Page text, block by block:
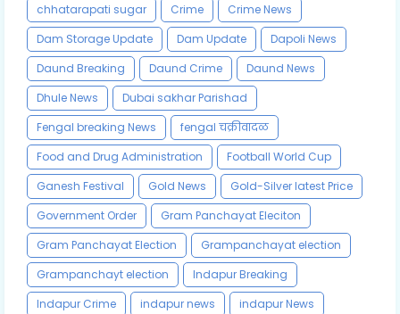
chhatarapati sugar
Crime
Crime News
Dam Storage Update
Dam Update
Dapoli News
Daund Breaking
Daund Crime
Daund News
Dhule News
Dubai sakhar Parishad
Fengal breaking News
fengal चक्रीवादळ
Food and Drug Administration
Football World Cup
Ganesh Festival
Gold News
Gold-Silver latest Price
Government Order
Gram Panchayat Eleciton
Gram Panchayat Election
Grampanchayat election
Grampanchayt election
Indapur Breaking
Indapur Crime
indapur news
indapur News